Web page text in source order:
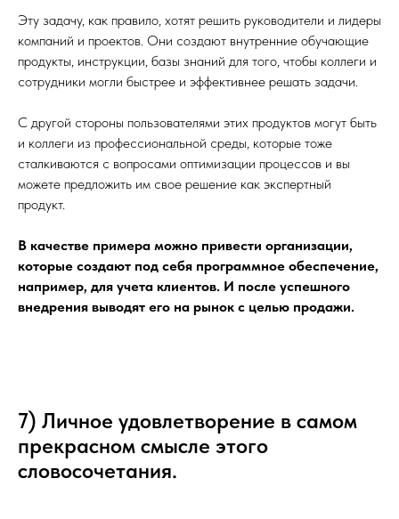
Эту задачу, как правило, хотят решить руководители и лидеры
компаний и проектов. Они создают внутренние обучающие
продукты, инструкции, базы знаний для того, чтобы коллеги и
сотрудники могли быстрее и эффективнее решать задачи.
С другой стороны пользователями этих продуктов могут быть
и коллеги из профессиональной среды, которые тоже
сталкиваются с вопросами оптимизации процессов и вы
можете предложить им свое решение как экспертный
продукт.
В качестве примера можно привести организации,
которые создают под себя программное обеспечение,
например, для учета клиентов. И после успешного
внедрения выводят его на рынок с целью продажи.
7) Личное удовлетворение в самом
прекрасном смысле этого
словосочетания.